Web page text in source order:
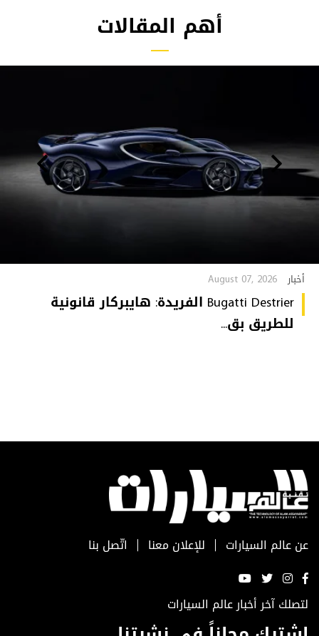
أهم المقالات
أخبار August 07, 2026
Bugatti Destrier الفريدة: هايبركار قانونية
للطريق بق...
عن عالم السيارات للإعلان معنا اتّصل بنا
لتصلك آخر أخبار عالم السيارات